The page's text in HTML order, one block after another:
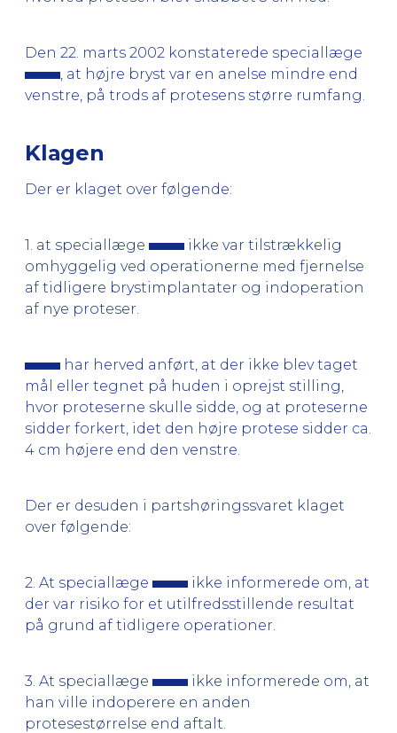
Den 22. marts 2002 konstaterede speciallæge
, at højre bryst var en anelse mindre end
venstre, på trods af protesens større rumfang.
Klagen
Der er klaget over følgende:
1. at speciallæge
ikke var tilstrækkelig
omhyggelig ved operationerne med fjernelse
af tidligere brystimplantater og indoperation
af nye proteser.
har herved anført, at der ikke blev taget
mål eller tegnet på huden i oprejst stilling,
hvor proteserne skulle sidde, og at proteserne
sidder forkert, idet den højre protese sidder ca.
4 cm højere end den venstre.
Der er desuden i partshøringssvaret klaget
over følgende:
2. At speciallæge
ikke informerede om, at
der var risiko for et utilfredsstillende resultat
på grund af tidligere operationer.
3. At speciallæge
ikke informerede om, at
han ville indoperere en anden
protesestørrelse end aftalt.